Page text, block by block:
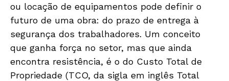
ou locação de equipamentos pode definir o
futuro de uma obra: do prazo de entrega à
segurança dos trabalhadores. Um conceito
que ganha força no setor, mas que ainda
encontra resistência, é o do Custo Total de
Propriedade (TCO, da sigla em inglês Total